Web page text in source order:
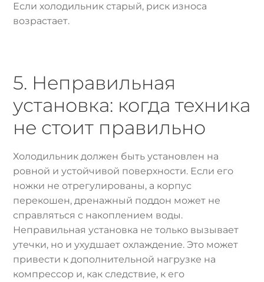
Если холодильник старый, риск износа
возрастает.
5. Неправильная
установка: когда техника
не стоит правильно
Холодильник должен быть установлен на
ровной и устойчивой поверхности. Если его
ножки не отрегулированы, а корпус
перекошен, дренажный поддон может не
справляться с накоплением воды.
Неправильная установка не только вызывает
утечки, но и ухудшает охлаждение. Это может
привести к дополнительной нагрузке на
компрессор и, как следствие, к его